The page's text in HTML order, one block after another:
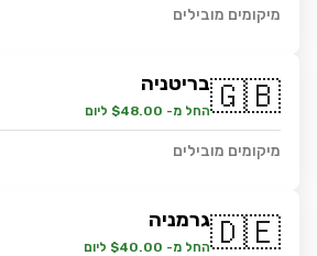
מיקומים מובילים
🇬🇧בריטניה
החל מ- $48.00 ליום
מיקומים מובילים
🇩🇪גרמניה
החל מ- $40.00 ליום